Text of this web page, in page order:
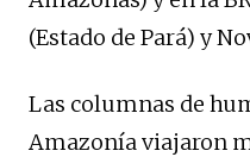
(Estado de Pará) y
Las columnas de
Amazonía viajaron